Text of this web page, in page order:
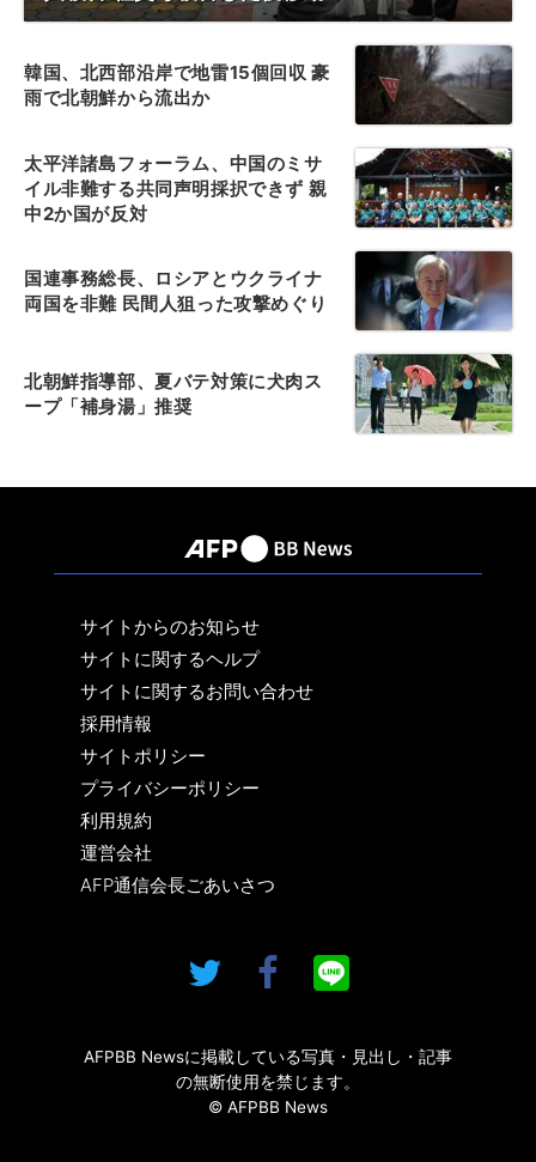
韓国、北西部沿岸で地雷15個回収 豪
雨で北朝鮮から流出か
太平洋諸島フォーラム、中国のミサ
イル非難する共同声明採択できず 親
中2か国が反対
国連事務総長、ロシアとウクライナ
両国を非難 民間人狙った攻撃めぐり
北朝鮮指導部、夏バテ対策に犬肉ス
ープ「補身湯」推奨
サイトからのお知らせ
サイトに関するヘルプ
サイトに関するお問い合わせ
採用情報
サイトポリシー
プライバシーポリシー
利用規約
運営会社
AFP通信会長ごあいさつ
AFPBB Newsに掲載している写真・見出し・記事
の無断使用を禁じます。
© AFPBB News